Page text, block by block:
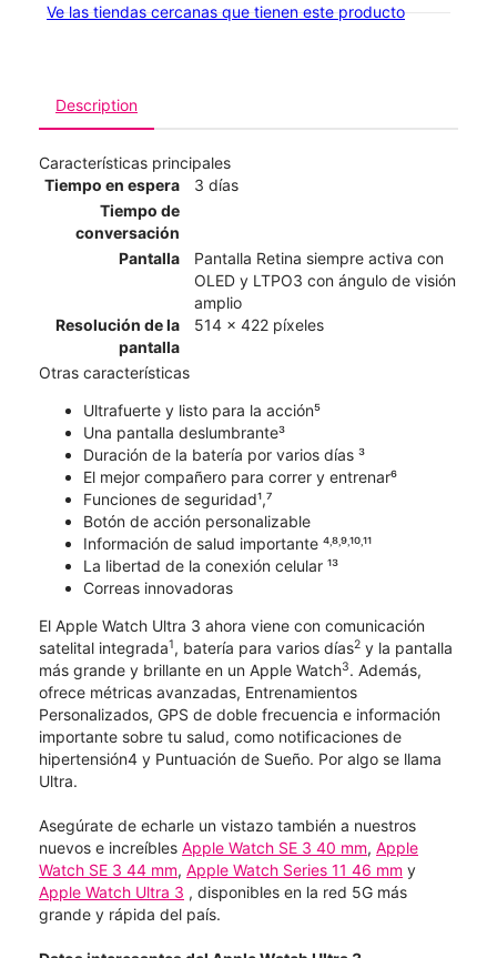
Ve las tiendas cercanas que tienen este producto
Description
Características principales
Tiempo en espera
3 días
Tiempo de
conversación
Pantalla
Pantalla Retina siempre activa con
OLED y LTPO3 con ángulo de visión
amplio
Resolución de la
pantalla
514 x 422 píxeles
Otras características
Ultrafuerte y listo para la acción⁵
Una pantalla deslumbrante³
Duración de la batería por varios días ³
El mejor compañero para correr y entrenar⁶
Funciones de seguridad¹,⁷
Botón de acción personalizable
Información de salud importante ⁴˒⁸˒⁹˒¹⁰˒¹¹
La libertad de la conexión celular ¹³
Correas innovadoras
El Apple Watch Ultra 3 ahora viene con comunicación
satelital integrada1, batería para varios días2 y la pantalla
más grande y brillante en un Apple Watch3. Además,
ofrece métricas avanzadas, Entrenamientos
Personalizados, GPS de doble frecuencia e información
importante sobre tu salud, como notificaciones de
hipertensión4 y Puntuación de Sueño. Por algo se llama
Ultra.
Asegúrate de echarle un vistazo también a nuestros
nuevos e increíbles Apple Watch SE 3 40 mm, Apple
Watch SE 3 44 mm, Apple Watch Series 11 46 mm y
Apple Watch Ultra 3 , disponibles en la red 5G más
grande y rápida del país.